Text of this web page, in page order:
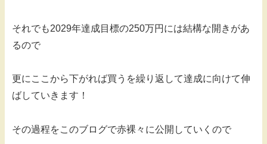
それでも2029年達成目標の250万円には結構な開きがあ
るので
更にここから下がれば買うを繰り返して達成に向けて伸
ばしていきます！
その過程をこのブログで赤裸々に公開していくので